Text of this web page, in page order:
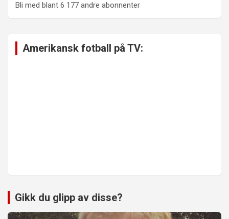
Bli med blant 6 177 andre abonnenter
Amerikansk fotball på TV:
Gikk du glipp av disse?